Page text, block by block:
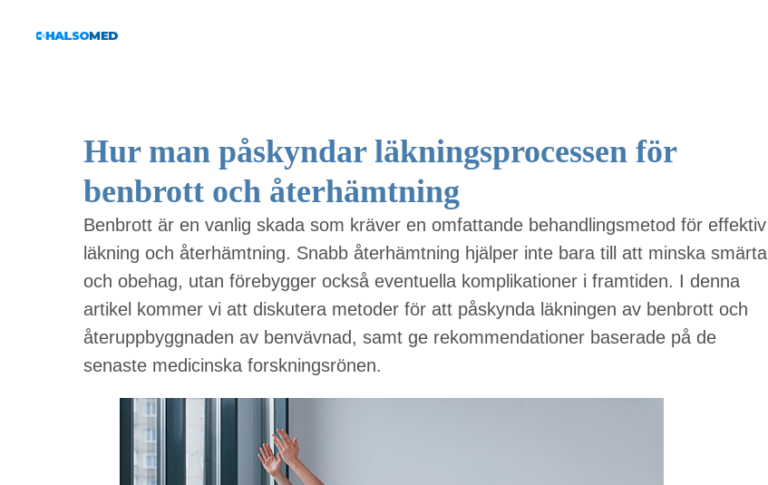
Hur man påskyndar läkningsprocessen för
benbrott och återhämtning
Benbrott är en vanlig skada som kräver en omfattande behandlingsmetod för effektiv
läkning och återhämtning. Snabb återhämtning hjälper inte bara till att minska smärta
och obehag, utan förebygger också eventuella komplikationer i framtiden. I denna
artikel kommer vi att diskutera metoder för att påskynda läkningen av benbrott och
återuppbyggnaden av benvävnad, samt ge rekommendationer baserade på de
senaste medicinska forskningsrönen.